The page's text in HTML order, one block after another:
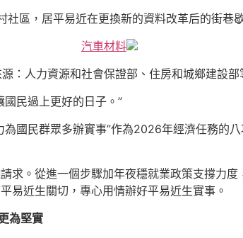
社區，居平易近在更換新的資料改革后的街
汽車材料
：人力資源和社會保證部、住房和城鄉建設部
民過上更好的日子。”
為國民群眾多辦實事”作為2026年經濟任務的
求。從進一個步驟加年夜穩就業政策支撐力
易近生關切，專心用情辦好平易近生實事。
為堅實